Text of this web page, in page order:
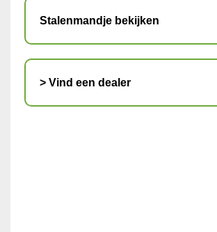
Stalenmandje bekijken
> Vind een dealer